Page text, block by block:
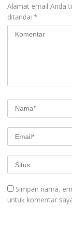
Alamat email Anda
ditandai *
Simpan nama,
untuk komentar